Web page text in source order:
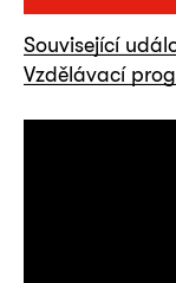
Související
Vzdělávací